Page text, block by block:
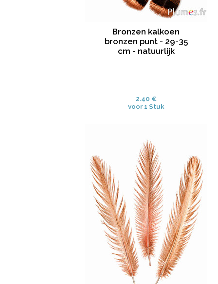
Bronzen kalkoen
bronzen punt - 29-35
cm - natuurlijk
2.40 €
voor 1 Stuk